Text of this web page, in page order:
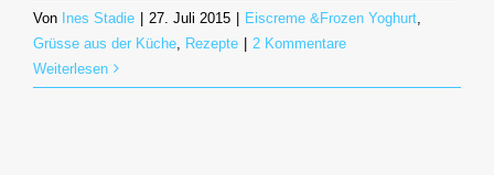
Von Ines Stadie | 27. Juli 2015 | Eiscreme &Frozen Yoghurt
Grüsse aus der Küche Rezepte | 2 Kommentare
Weiterlesen